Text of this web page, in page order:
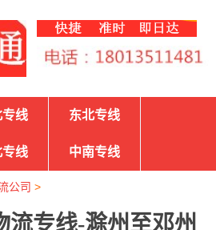
线 东北专线
专线 中南专线
公司 >
流专线-滁州至邓州